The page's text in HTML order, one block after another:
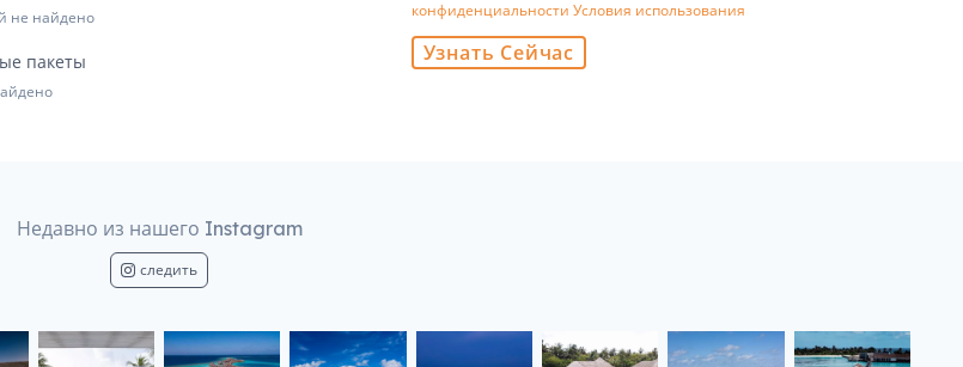
не найдено
пакеты
конфиденциальности Условия использования
Узнать Сейчас
Недавно из нашего Instagram
следить